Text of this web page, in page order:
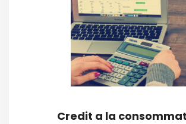
Credit a la